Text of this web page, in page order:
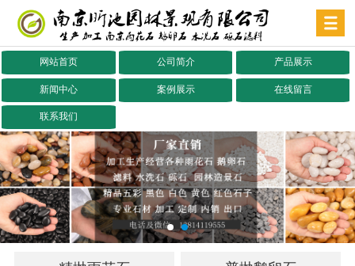
网站首页 公司简介 产品展示
新闻中心 案例展示 在线留言
联系我们